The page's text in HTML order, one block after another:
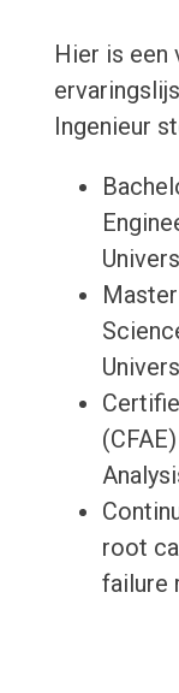
Hier is een
Ingenieur
root
failure